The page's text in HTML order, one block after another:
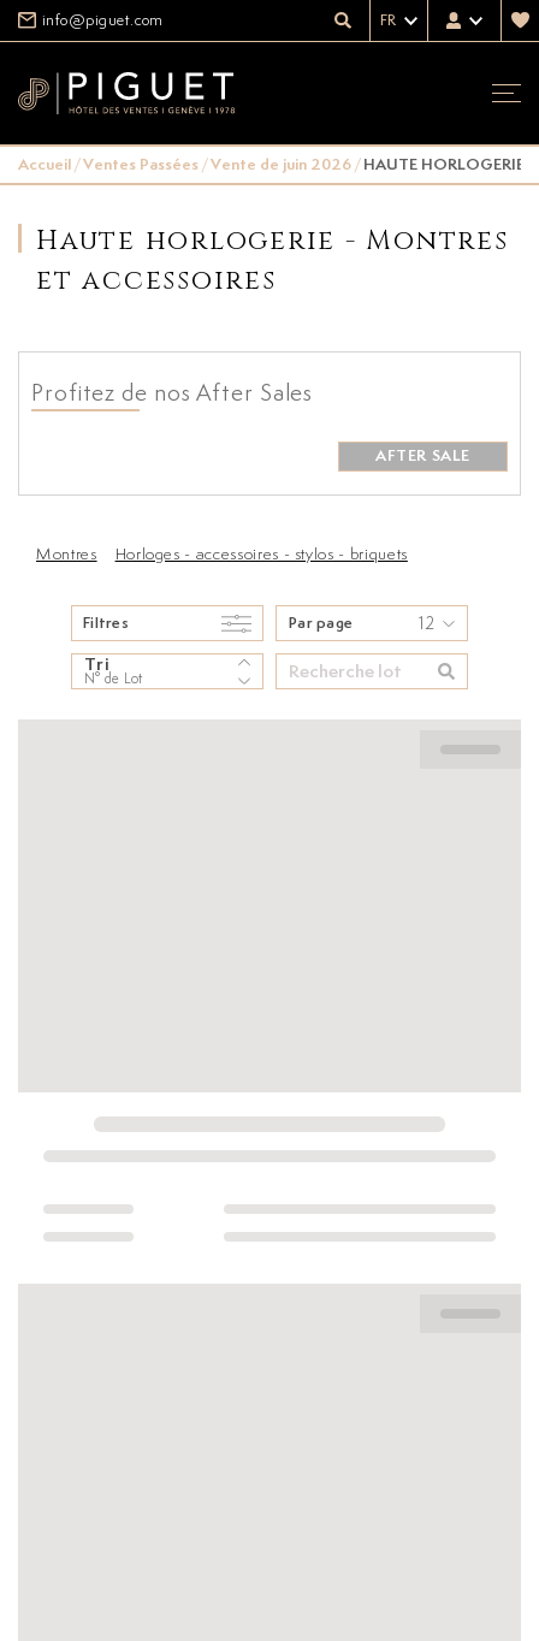
info@piguet.com FR
Accueil/Ventes Passées/Vente de juin 2026/HAUTE HORLOGERIE -
Haute horlogerie - Montres
et accessoires
Profitez de nos After Sales
AFTER SALE
Montres Horloges - accessoires - stylos - briquets
Filtres Par page 12
Tri
N° de Lot